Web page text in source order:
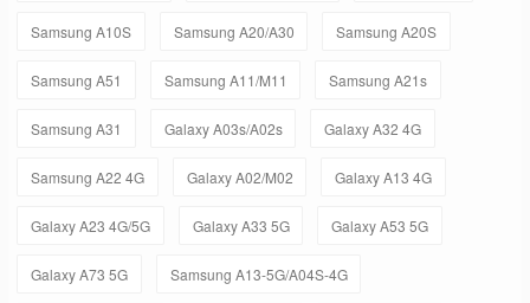
Samsung A10S Samsung A20/A30 Samsung A20S
Samsung A51 Samsung A11/M11 Samsung A21s
Samsung A31 Galaxy A03s/A02s Galaxy A32 4G
Samsung A22 4G Galaxy A02/M02 Galaxy A13 4G
Galaxy A23 4G/5G Galaxy A33 5G Galaxy A53 5G
Galaxy A73 5G Samsung A13-5G/A04S-4G